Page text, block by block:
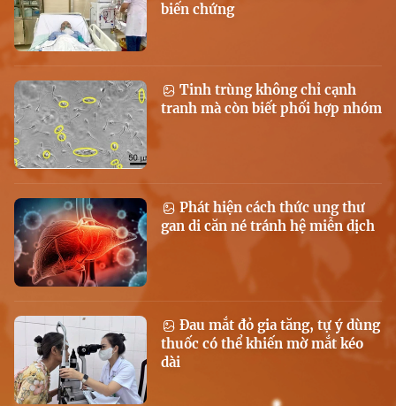
biến chứng
Tinh trùng không chỉ cạnh
tranh mà còn biết phối hợp nhóm
Phát hiện cách thức ung thư
gan di căn né tránh hệ miễn dịch
Đau mắt đỏ gia tăng, tự ý dùng
thuốc có thể khiến mờ mắt kéo
dài